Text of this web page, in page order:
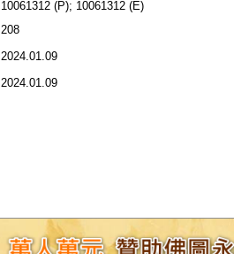
10061312 (P); 10061312 (E)
208
2024.01.09
2024.01.09